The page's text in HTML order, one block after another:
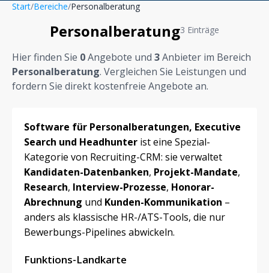
Start/Bereiche/Personalberatung
Personalberatung3 Einträge
Hier finden Sie 0Angebote und 3Anbieter im Bereich
Personalberatung. Vergleichen Sie Leistungen und
fordern Sie direkt kostenfreie Angebote an.
Software für Personalberatungen, Executive
Search und Headhunter ist eine Spezial-
Kategorie von Recruiting-CRM: sie verwaltet
Kandidaten-Datenbanken, Projekt-Mandate,
Research, Interview-Prozesse, Honorar-
Abrechnung und Kunden-Kommunikation –
anders als klassische HR-/ATS-Tools, die nur
Bewerbungs-Pipelines abwickeln.
Funktions-Landkarte